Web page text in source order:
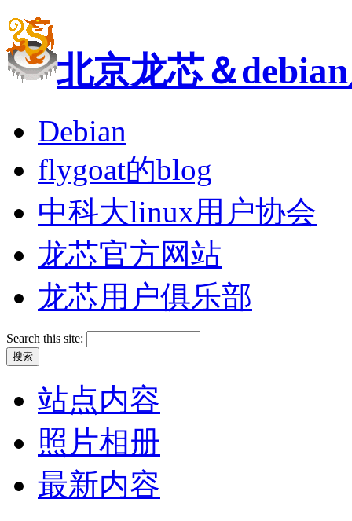
北京龙芯＆
Debian
flygoat的blog
中科大linux用户协会
龙芯官方网站
龙芯用户俱乐部
Search this site:
站点内容
照片相册
最新内容